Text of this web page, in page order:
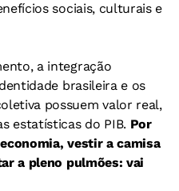
sociais, culturais e
a integração
brasileira e os
possuem valor real,
estatísticas do PIB. Por
vestir a camisa
a pleno pulmões: vai